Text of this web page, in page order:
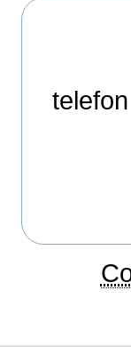
telefon